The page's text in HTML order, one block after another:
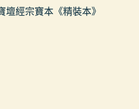
經宗寶本《精裝本》